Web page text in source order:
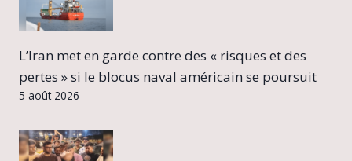
L’Iran met en garde contre des « risques et des
pertes » si le blocus naval américain se poursuit
5 août 2026